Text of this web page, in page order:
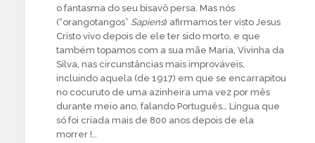
o fantasma do seu bisavô persa. Mas nós
(“orangotangos” Sapiens) afirmamos ter visto Jesus
Cristo vivo depois de ele ter sido morto, e que
também topamos com a sua mãe Maria, Vivinha da
Silva, nas circunstâncias mais improváveis,
incluindo aquela (de 1917) em que se encarrapitou
no cocuruto de uma azinheira uma vez por mês
durante meio ano, falando Português… Língua que
só foi criada mais de 800 anos depois de ela
morrer !…